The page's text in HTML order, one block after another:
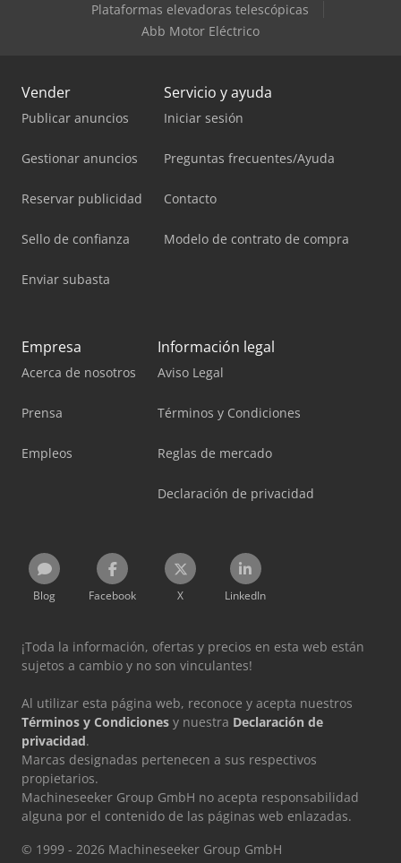
Plataformas elevadoras telescópicas
Abb Motor Eléctrico
Vender
Publicar anuncios
Gestionar anuncios
Reservar publicidad
Sello de confianza
Enviar subasta
Servicio y ayuda
Iniciar sesión
Preguntas frecuentes/Ayuda
Contacto
Modelo de contrato de compra
Empresa
Acerca de nosotros
Prensa
Empleos
Información legal
Aviso Legal
Términos y Condiciones
Reglas de mercado
Declaración de privacidad
Blog Facebook X LinkedIn
¡Toda la información, ofertas y precios en esta web están
sujetos a cambio y no son vinculantes!
Al utilizar esta página web, reconoce y acepta nuestros
Términos y Condiciones y nuestra Declaración de
privacidad.
Marcas designadas pertenecen a sus respectivos
propietarios.
Machineseeker Group GmbH no acepta responsabilidad
alguna por el contenido de las páginas web enlazadas.
© 1999 - 2026 Machineseeker Group GmbH